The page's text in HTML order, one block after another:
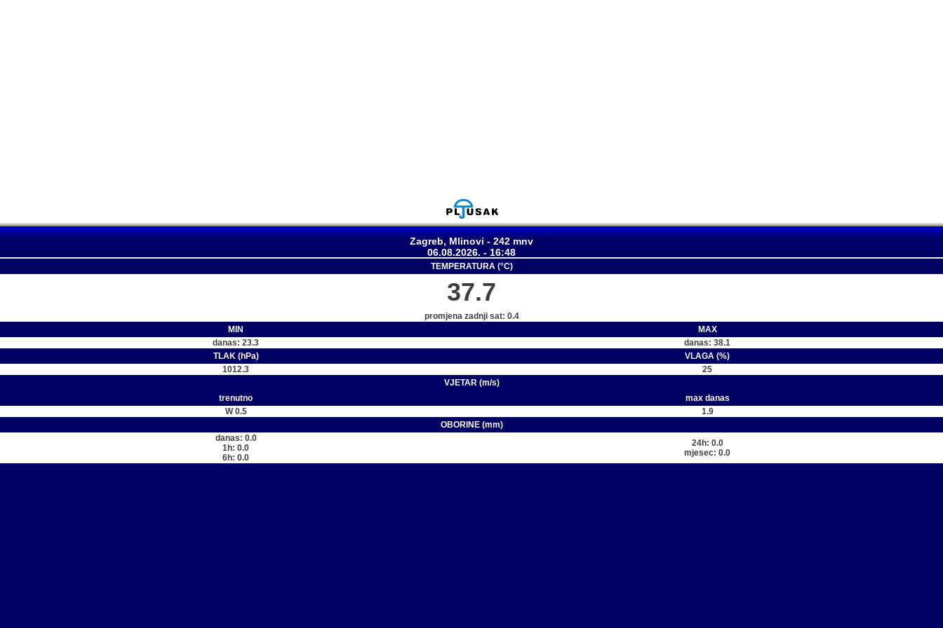
Zagreb, Mlinovi - 242 mnv
06.08.2026. - 16:48
TEMPERATURA (°C)
37.7
promjena zadnji sat: 0.4
MIN
MAX
danas: 23.3
danas: 38.1
TLAK (hPa)
VLAGA (%)
1012.3
25
VJETAR (m/s)
trenutno
max danas
W 0.5
1.9
OBORINE (mm)
danas: 0.0
1h: 0.0
6h: 0.0
24h: 0.0
mjesec: 0.0